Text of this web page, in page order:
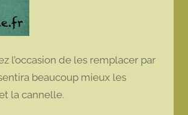
l’occasion de les remplacer par
beaucoup mieux les
la cannelle.